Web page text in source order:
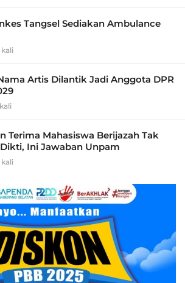
Tangsel Sediakan Ambulance
Artis Dilantik Jadi Anggota DPR
Terima Mahasiswa Berijazah Tak
Ini Jawaban Unpam